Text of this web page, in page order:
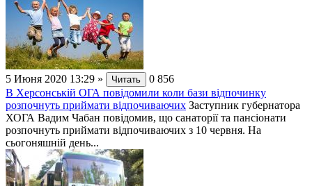
5 Июня 2020 13:29 » Читать 0 856
В Херсонській ОГА повідомили коли бази відпочинку
розпочнуть приймати відпочиваючих Заступник губернатора
ХОГА Вадим Чабан повідомив, що санаторії та пансіонати
розпочнуть приймати відпочиваючих з 10 червня. На
сьогоняшній день...